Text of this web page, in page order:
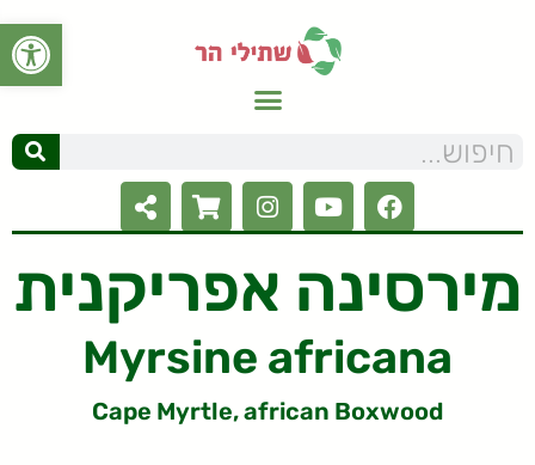
פתח
מירסינה אפריקנית
Myrsine africana
Cape Myrtle, african Boxwood